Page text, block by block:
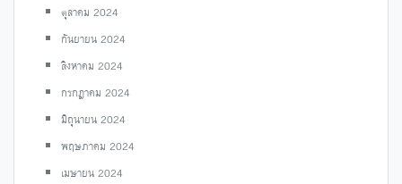
ตุลาคม 2024
กันยายน 2024
สิงหาคม 2024
กรกฎาคม 2024
มิถุนายน 2024
พฤษภาคม 2024
เมษายน 2024